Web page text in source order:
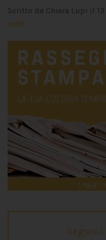
Scritto da Chiara Lupi il
caffè
Leggi
Seguici